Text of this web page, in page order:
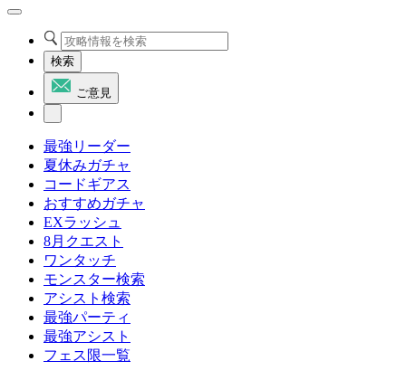
検索
ご意見
最強リーダー
夏休みガチャ
コードギアス
おすすめガチャ
EXラッシュ
8月クエスト
ワンタッチ
モンスター検索
アシスト検索
最強パーティ
最強アシスト
フェス限一覧